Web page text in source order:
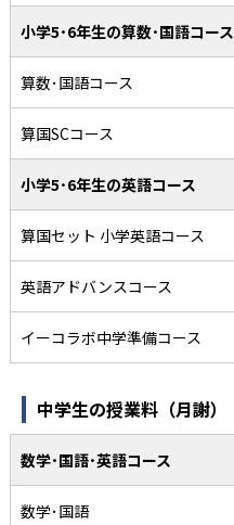
小学5･6年生の算数･国語コース
算数･国語コース
算国SCコース
小学5･6年生の英語コース
算国セット 小学英語コース
英語アドバンスコース
イーコラボ中学準備コース
中学生の授業料（月謝）
数学･国語･英語コース
数学･国語